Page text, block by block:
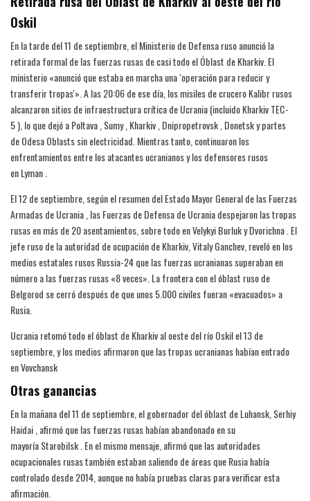
Oskil
En la tarde del 11 de septiembre, el Ministerio de Defensa ruso anunció la
retirada formal de las fuerzas rusas de casi todo el Óblast de Kharkiv. El
ministerio «anunció que estaba en marcha una ‘operación para reducir y
transferir tropas'». A las 20:06 de ese día, los misiles de crucero Kalibr rusos
alcanzaron sitios de infraestructura crítica de Ucrania (incluido Kharkiv TEC-
5 ), lo que dejó a Poltava , Sumy , Kharkiv , Dnipropetrovsk , Donetsk y partes
de Odesa Oblasts sin electricidad. Mientras tanto, continuaron los
enfrentamientos entre los atacantes ucranianos y los defensores rusos
en Lyman .
El 12 de septiembre, según el resumen del Estado Mayor General de las Fuerzas
Armadas de Ucrania , las Fuerzas de Defensa de Ucrania despejaron las tropas
rusas en más de 20 asentamientos, sobre todo en Velykyi Burluk y Dvorichna . El
jefe ruso de la autoridad de ocupación de Kharkiv, Vitaly Ganchev, reveló en los
medios estatales rusos Russia-24 que las fuerzas ucranianas superaban en
número a las fuerzas rusas «8 veces». La frontera con el óblast ruso de
Belgorod se cerró después de que unos 5.000 civiles fueran «evacuados» a
Rusia.
Ucrania retomó todo el óblast de Kharkiv al oeste del río Oskil el 13 de
septiembre, y los medios afirmaron que las tropas ucranianas habían entrado
en Vovchansk
Otras ganancias
En la mañana del 11 de septiembre, el gobernador del óblast de Luhansk, Serhiy
Haidai , afirmó que las fuerzas rusas habían abandonado en su
mayoría Starobilsk . En el mismo mensaje, afirmó que las autoridades
ocupacionales rusas también estaban saliendo de áreas que Rusia había
controlado desde 2014, aunque no había pruebas claras para verificar esta
afirmación.